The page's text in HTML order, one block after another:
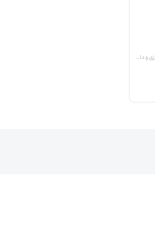
رئیس پردیس علم و فناوری کشاورزی و دامپزشکی دانشگاه شیراز